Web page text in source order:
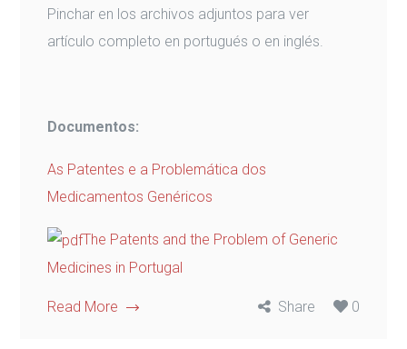
Pinchar en los archivos adjuntos para ver
artículo completo en portugués o en inglés.
Documentos:
As Patentes e a Problemática dos
Medicamentos Genéricos
The Patents and the Problem of Generic
Medicines in Portugal
Read More Share 0